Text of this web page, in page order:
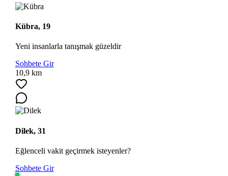
Kübra, 19
Yeni insanlarla tanışmak güzeldir
Sohbete Gir
10,9 km
Dilek, 31
Eğlenceli vakit geçirmek isteyenler?
Sohbete Gir